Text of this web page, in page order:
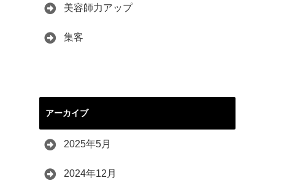
美容師力アップ
集客
アーカイブ
2025年5月
2024年12月